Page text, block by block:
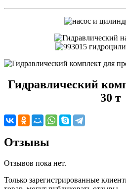
Гидравлический
30 т
Отзывы
Отзывов пока нет.
Только зарегистрированные